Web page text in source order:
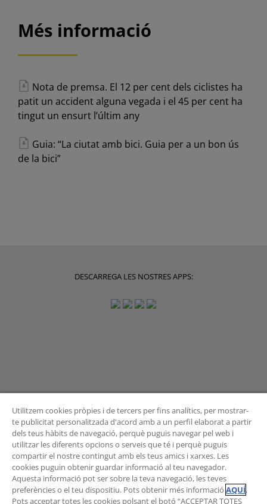
Més informació
Nota de premsa. El 12 per cent dels ciclistes ha
patit un accident alguna vegada i el 45 per cent ha
tingut un ensurt l’últim any
Guia: “La ciutat amb bici. Guia per a un bon ús
de la bici”
DESCARREGA LES NOSTRES APPS:
BUTLLETÍ
Vols rebre les novetats de l'Àrea de Mobilitat?
Utilitzem cookies pròpies i de tercers per fins analítics, per mostrar-
te publicitat personalitzada d'acord amb a un perfil elaborat a partir
dels teus hàbits de navegació, perquè puguis navegar pel web i
utilitzar les diferents opcions o serveis que té i perquè puguis
compartir el nostre contingut amb els teus amics i xarxes. Les
cookies puguin obtenir guardar informació al teu navegador.
Aquesta informació pot ser sobre la teva navegació, les teves
preferències o el teu dispositiu. Pots obtenir més informació AQUÍ.
Pots acceptar totes les cookies polsant el botó “ACCEPTAR TOTES